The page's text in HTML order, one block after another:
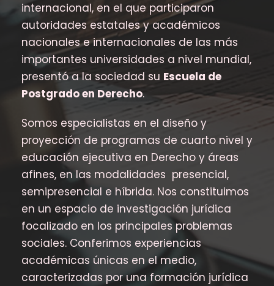
internacional, en el que participaron
autoridades estatales y académicos
nacionales e internacionales de las más
importantes universidades a nivel mundial,
presentó a la sociedad su Escuela de
Postgrado en Derecho.
Somos especialistas en el diseño y
proyección de programas de cuarto nivel y
educación ejecutiva en Derecho y áreas
afines, en las modalidades presencial,
semipresencial e híbrida. Nos constituimos
en un espacio de investigación jurídica
focalizado en los principales problemas
sociales. Conferimos experiencias
académicas únicas en el medio,
caracterizadas por una formación jurídica